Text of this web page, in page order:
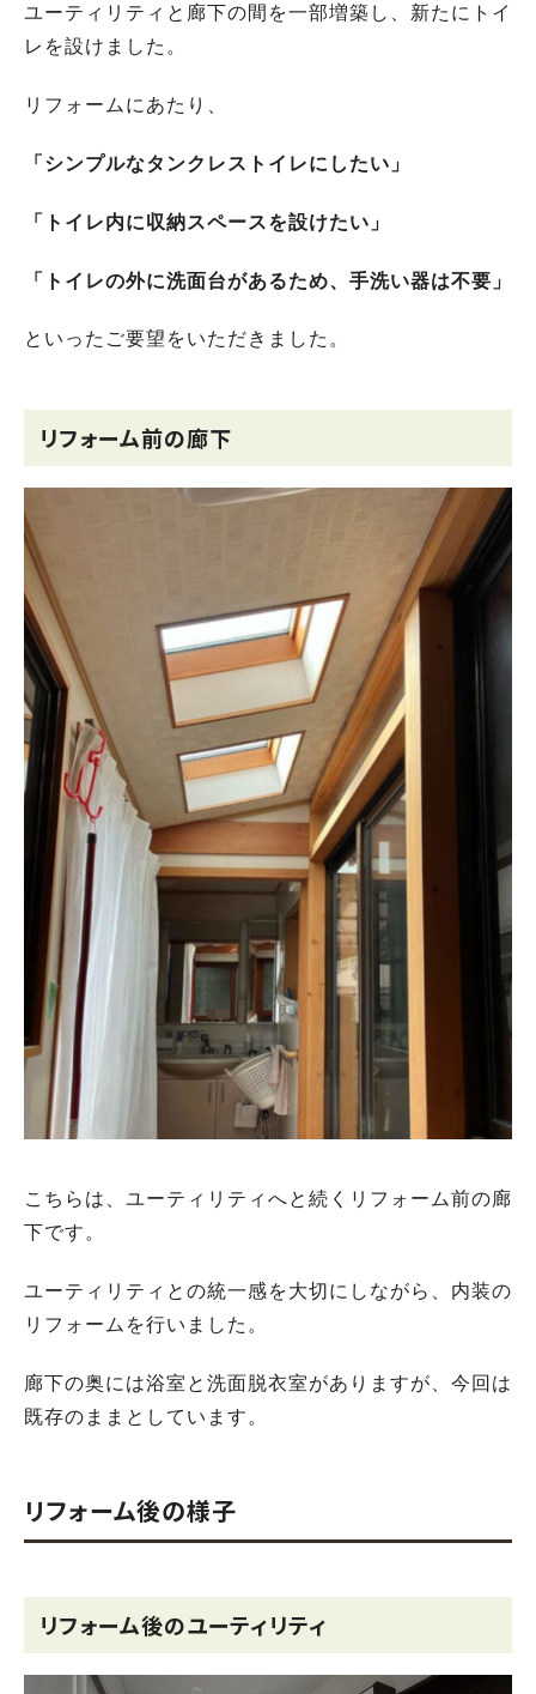
ユーティリティと廊下の間を一部増築し、新たにトイ
レを設けました。
リフォームにあたり、
「シンプルなタンクレストイレにしたい」
「トイレ内に収納スペースを設けたい」
「トイレの外に洗面台があるため、手洗い器は不要」
といったご要望をいただきました。
リフォーム前の廊下
こちらは、ユーティリティへと続くリフォーム前の廊
下です。
ユーティリティとの統一感を大切にしながら、内装の
リフォームを行いました。
廊下の奥には浴室と洗面脱衣室がありますが、今回は
既存のままとしています。
リフォーム後の様子
リフォーム後のユーティリティ